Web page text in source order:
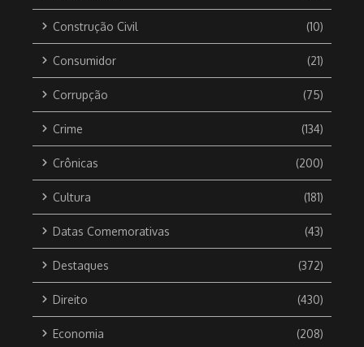
Construção Civil (10)
Consumidor (21)
Corrupção (75)
Crime (134)
Crônicas (200)
Cultura (181)
Datas Comemorativas (43)
Destaques (372)
Direito (430)
Economia (208)